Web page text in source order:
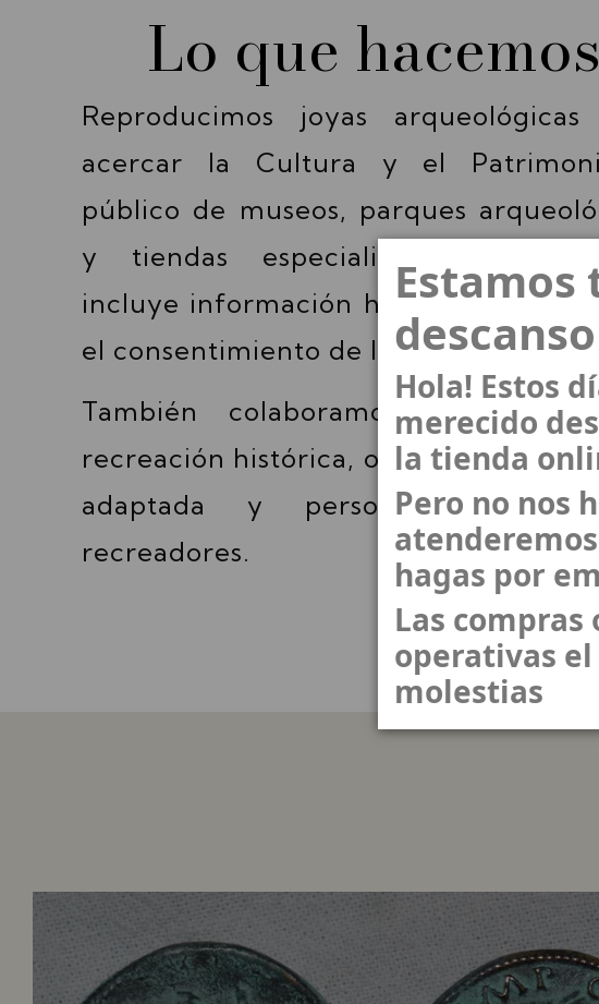
Lo que hacemos
Reproducimos joyas arqueológicas
acercar la Cultura y el
público de museos, parques
y tiendas especializadas. Cada
incluye información histórica y
el consentimiento de las instituciones.
También colaboramos con
recreación histórica, ofreciendo una
adaptada y personalizada
recreadores.
descanso
Hola! Estos
merecido
la tienda
Pero no nos
hagas por
Las
operativas el
molestias